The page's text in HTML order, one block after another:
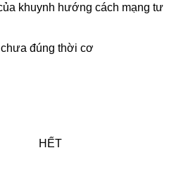
khuynh hướng cách mạng tư
đúng thời cơ